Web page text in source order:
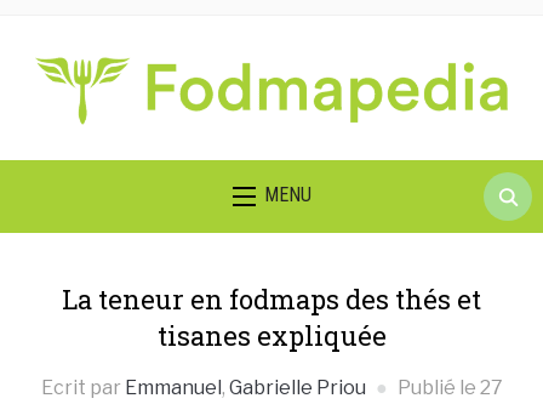
for:
MENU
La teneur en fodmaps des thés et
tisanes expliquée
Ecrit par Emmanuel, Gabrielle Priou Publié le 27